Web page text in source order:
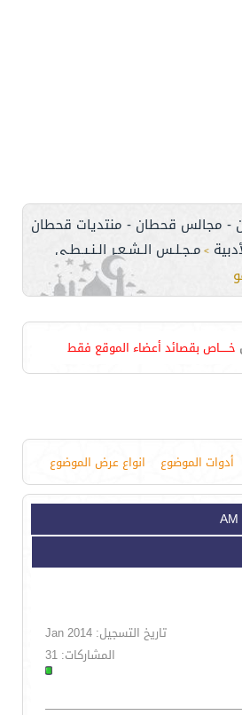
- مجالس قحطان - منتديات قحطان
> مـجـلـس الـشـعـر الـنـبـطـي
خـــــاص بقصائد أعضاء الموقع فقط
أدوات الموضوع انواع عرض الموضوع
تاريخ التسجيل: Jan 2014
المشاركات: 31